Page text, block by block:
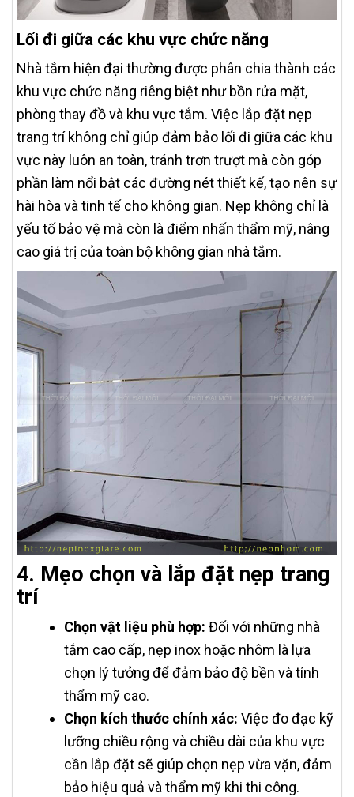
Lối đi giữa các khu vực chức năng
Nhà tắm hiện đại thường được phân chia thành các
khu vực chức năng riêng biệt như bồn rửa mặt,
phòng thay đồ và khu vực tắm. Việc lắp đặt nẹp
trang trí không chỉ giúp đảm bảo lối đi giữa các khu
vực này luôn an toàn, tránh trơn trượt mà còn góp
phần làm nổi bật các đường nét thiết kế, tạo nên sự
hài hòa và tinh tế cho không gian. Nẹp không chỉ là
yếu tố bảo vệ mà còn là điểm nhấn thẩm mỹ, nâng
cao giá trị của toàn bộ không gian nhà tắm.
4. Mẹo chọn và lắp đặt nẹp trang
trí
Chọn vật liệu phù hợp: Đối với những nhà
tắm cao cấp, nẹp inox hoặc nhôm là lựa
chọn lý tưởng để đảm bảo độ bền và tính
thẩm mỹ cao.
Chọn kích thước chính xác: Việc đo đạc kỹ
lưỡng chiều rộng và chiều dài của khu vực
cần lắp đặt sẽ giúp chọn nẹp vừa vặn, đảm
bảo hiệu quả và thẩm mỹ khi thi công.